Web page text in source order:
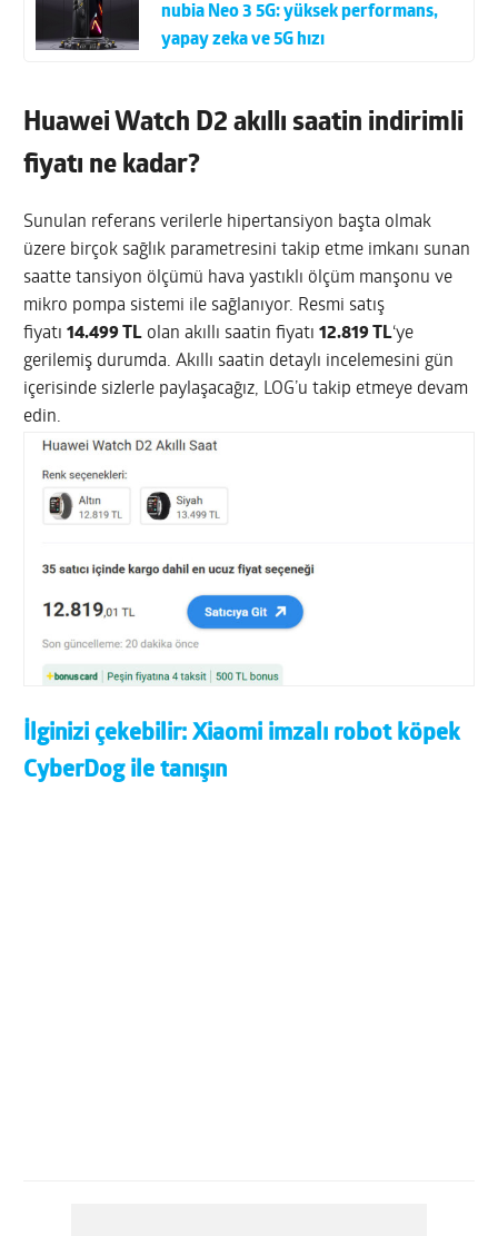
nubia Neo 3 5G: yüksek performans,
yapay zeka ve 5G hızı
Huawei Watch D2 akıllı saatin indirimli
fiyatı ne kadar?
Sunulan referans verilerle hipertansiyon başta olmak
üzere birçok sağlık parametresini takip etme imkanı sunan
saatte tansiyon ölçümü hava yastıklı ölçüm manşonu ve
mikro pompa sistemi ile sağlanıyor. Resmi satış
fiyatı14.499 TL olan akıllı saatin fiyatı12.819 TL‘ye
gerilemiş durumda. Akıllı saatin detaylı incelemesini gün
içerisinde sizlerle paylaşacağız, LOG’u takip etmeye devam
edin.
İlginizi çekebilir:Xiaomi imzalı robot köpek
CyberDog ile tanışın